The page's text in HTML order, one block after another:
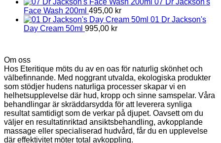
07 Dr Jackson's
Face Wash 200ml 495,00 kr
01 Dr Jackson's
Day Cream 50ml 995,00 kr
Om oss
Hos Eteritique möts du av en oas för naturlig skönhet och
välbefinnande. Med noggrant utvalda, ekologiska produkter
som stödjer hudens naturliga processer skapar vi en
helhetsupplevelse där hud, kropp och sinne samspelar. Våra
behandlingar är skräddarsydda för att leverera synliga
resultat samtidigt som de verkar på djupet. Oavsett om du
väljer en resultatinriktad ansiktsbehandling, avkopplande
massage eller specialiserad hudvård, får du en upplevelse
där effektivitet möter total avkoppling.